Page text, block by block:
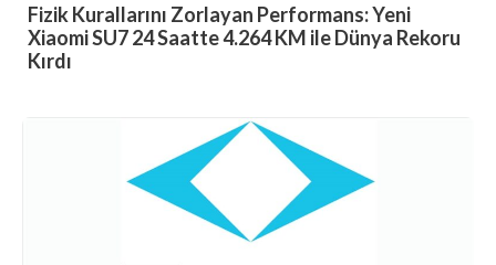
Fizik Kurallarını Zorlayan Performans: Yeni
Xiaomi SU7 24 Saatte 4.264 KM ile Dünya Rekoru
Kırdı